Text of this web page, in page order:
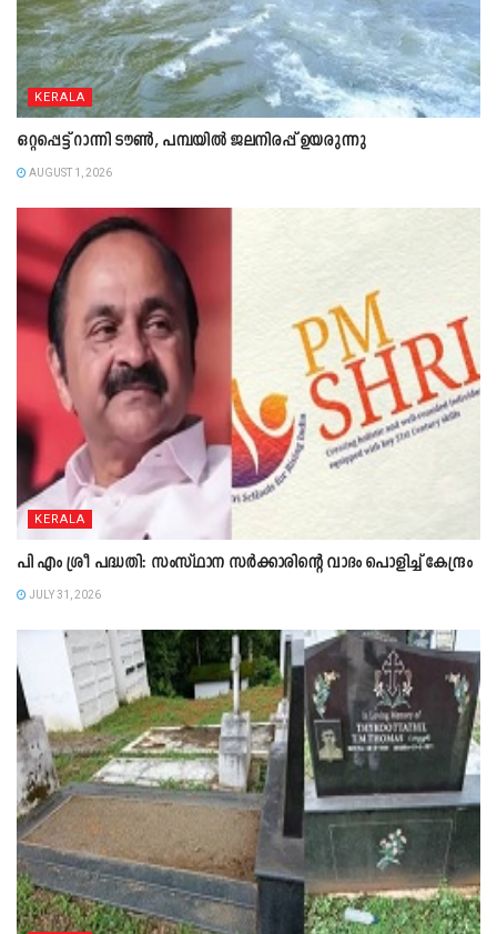
KERALA
ഒറ്റപ്പെട്ട് റാന്നി ടൗൺ, പമ്പയിൽ ജലനിരപ്പ് ഉയരുന്നു
AUGUST 1, 2026
KERALA
പി എം ശ്രീ പദ്ധതി: സംസ്ഥാന സർക്കാരിന്റെ വാദം പൊളിച്ച് കേന്ദ്രം
JULY 31, 2026